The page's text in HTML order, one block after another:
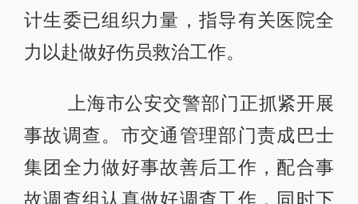
计生委已组织力量，指导有关医院全
力以赴做好伤员救治工作。
上海市公安交警部门正抓紧开展
事故调查。市交通管理部门责成巴士
集团全力做好事故善后工作，配合事
故调查组认真做好调查工作，同时下